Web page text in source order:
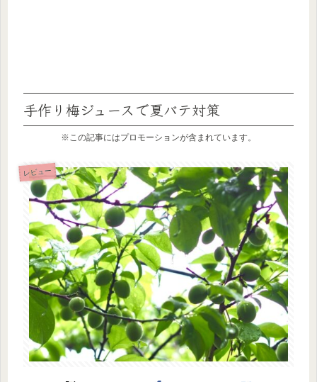
手作り梅ジュースで夏バテ対策
※この記事にはプロモーションが含まれています。
レビュー